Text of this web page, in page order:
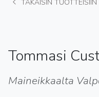
TAKAISIN TUOTTEISIIN
Tommasi
Maineikkaalta